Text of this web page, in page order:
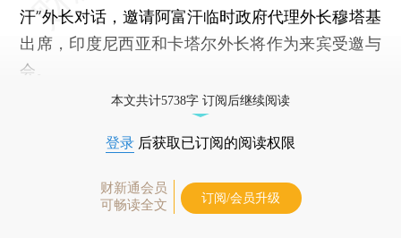
汗”外长对话，邀请阿富汗临时政府代理外长穆塔基
出席，印度尼西亚和卡塔尔外长将作为来宾受邀与
会。
本文共计5738字 订阅后继续阅读
登录 后获取已订阅的阅读权限
财新通会员
可畅读全文
订阅/会员升级